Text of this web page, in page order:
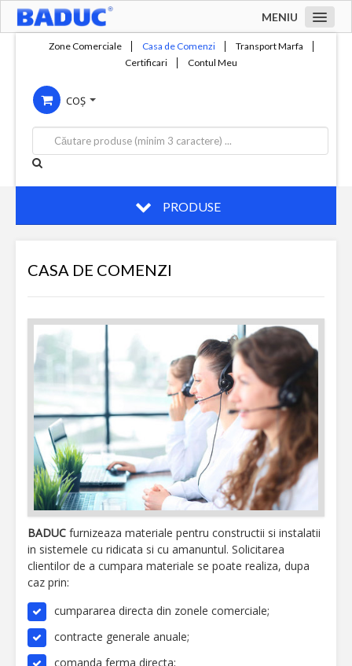
MENIU
Compania
Servicii
Productie
Contact
Zone Comerciale Casa de Comenzi
Transport Marfa
Certificari
Contul Meu
COȘ
PRODUSE
CASA DE COMENZI
BADUC furnizeaza materiale pentru constructii si instalatii
in sistemele cu ridicata si cu amanuntul. Solicitarea
clientilor de a cumpara materiale se poate realiza, dupa
caz prin:
cumpararea directa din zonele comerciale;
contracte generale anuale;
comanda ferma directa;